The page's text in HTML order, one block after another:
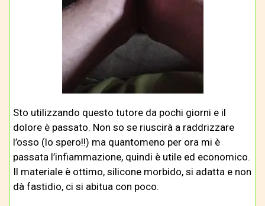
Sto utilizzando questo tutore da pochi giorni e il
dolore è passato. Non so se riuscirà a raddrizzare
l’osso (lo spero!!) ma quantomeno per ora mi è
passata l’infiammazione, quindi è utile ed economico.
Il materiale è ottimo, silicone morbido, si adatta e non
dà fastidio, ci si abitua con poco.